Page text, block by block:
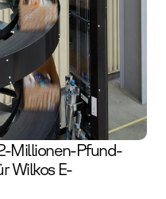
Millionen-Pfund-
Wilkos E-